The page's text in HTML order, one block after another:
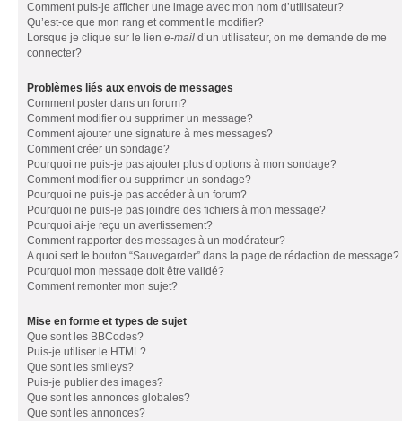
Comment puis-je afficher une image avec mon nom d’utilisateur?
Qu’est-ce que mon rang et comment le modifier?
Lorsque je clique sur le lien e-mail d’un utilisateur, on me demande de me
connecter?
Problèmes liés aux envois de messages
Comment poster dans un forum?
Comment modifier ou supprimer un message?
Comment ajouter une signature à mes messages?
Comment créer un sondage?
Pourquoi ne puis-je pas ajouter plus d’options à mon sondage?
Comment modifier ou supprimer un sondage?
Pourquoi ne puis-je pas accéder à un forum?
Pourquoi ne puis-je pas joindre des fichiers à mon message?
Pourquoi ai-je reçu un avertissement?
Comment rapporter des messages à un modérateur?
A quoi sert le bouton “Sauvegarder” dans la page de rédaction de message?
Pourquoi mon message doit être validé?
Comment remonter mon sujet?
Mise en forme et types de sujet
Que sont les BBCodes?
Puis-je utiliser le HTML?
Que sont les smileys?
Puis-je publier des images?
Que sont les annonces globales?
Que sont les annonces?